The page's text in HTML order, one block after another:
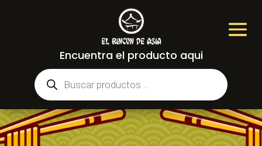
Encuentra el producto aqui
Búsqueda
de
productos